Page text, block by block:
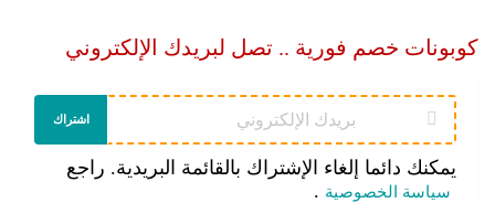
كوبونات خصم فورية .. تصل لبريدك الإلكتروني
اشتراك
يمكنك دائما إلغاء الإشتراك بالقائمة البريدية. راجع
سياسة الخصوصية .